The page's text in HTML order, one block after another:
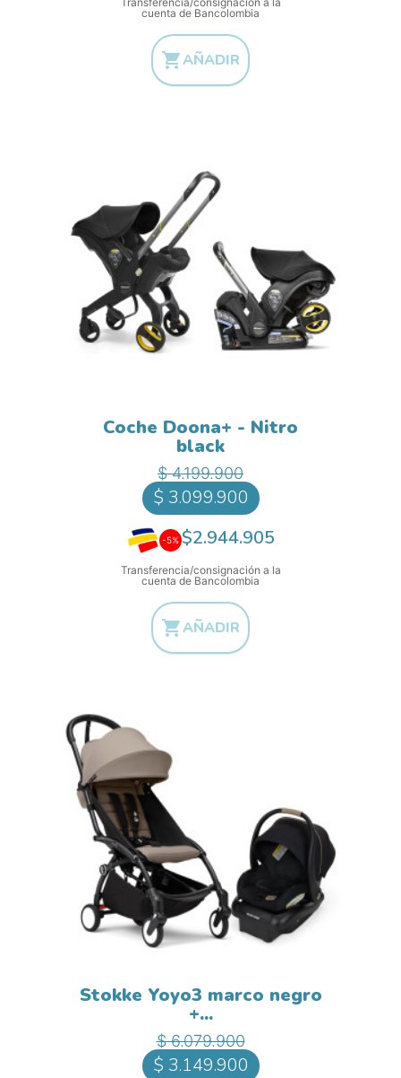
cuenta de Bancolombia
AÑADIR
Coche Doona+ - Nitro
blackPrecio base
$ 4.199.900
$ 3.099.900
-5% $2.944.905
Transferencia/consignación a la
cuenta de Bancolombia
AÑADIR
Stokke Yoyo3 marco negro
+...Precio base
$ 6.079.900Precio
$ 3.149.900